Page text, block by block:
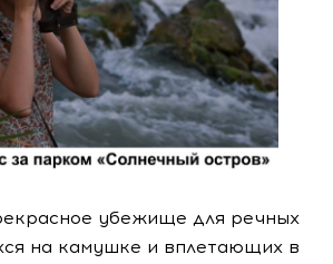
убежище для речных
на камушке и вплетающих в